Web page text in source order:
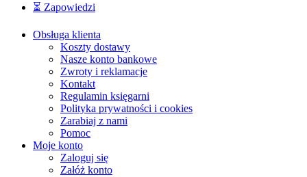
⏳ Zapowiedzi
Obsługa klienta
Koszty dostawy
Nasze konto bankowe
Zwroty i reklamacje
Kontakt
Regulamin księgarni
Polityka prywatności i cookies
Zarabiaj z nami
Pomoc
Moje konto
Zaloguj się
Załóż konto